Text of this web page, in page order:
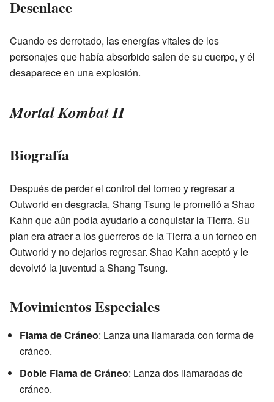
Desenlace
Cuando es derrotado, las energías vitales de los
personajes que había absorbido salen de su cuerpo, y él
desaparece en una explosión.
Mortal Kombat II
Biografía
Después de perder el control del torneo y regresar a
Outworld en desgracia, Shang Tsung le prometió a Shao
Kahn que aún podía ayudarlo a conquistar la Tierra. Su
plan era atraer a los guerreros de la Tierra a un torneo en
Outworld y no dejarlos regresar. Shao Kahn aceptó y le
devolvió la juventud a Shang Tsung.
Movimientos Especiales
Flama de Cráneo: Lanza una llamarada con forma de
cráneo.
Doble Flama de Cráneo: Lanza dos llamaradas de
cráneo.